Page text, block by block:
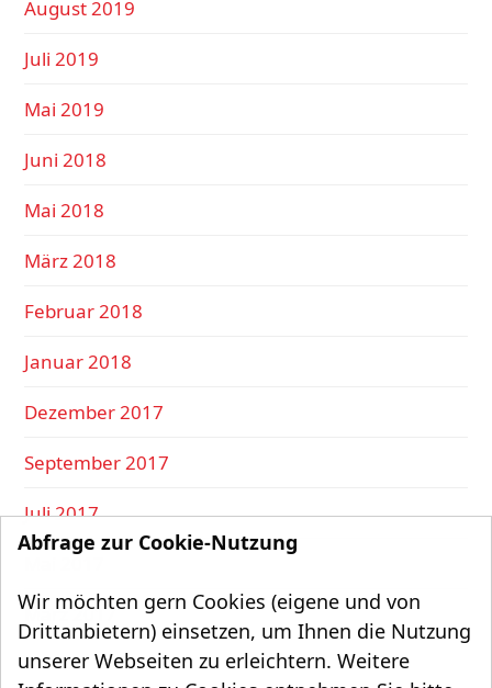
August 2019
Juli 2019
Mai 2019
Juni 2018
Mai 2018
März 2018
Februar 2018
Januar 2018
Dezember 2017
September 2017
Juli 2017
März 2017
Abfrage zur Cookie-Nutzung
Wir möchten gern Cookies (eigene und von
Drittanbietern) einsetzen, um Ihnen die Nutzung
unserer Webseiten zu erleichtern. Weitere